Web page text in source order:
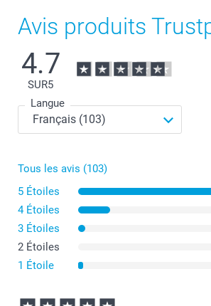
Avis produits
4.7
SUR5
Langue
Tous les avis (103)
5 Étoiles
4 Étoiles
3 Étoiles
2 Étoiles
1 Étoile